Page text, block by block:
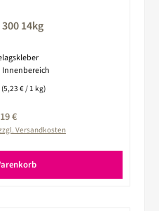
14kg
(5,23 € / 1 kg)
Preis:
€
Versandkosten